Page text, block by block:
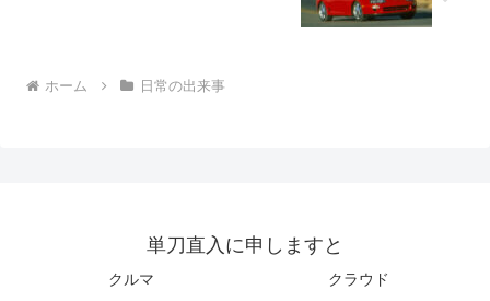
ホーム 日常の出来事
単刀直入に申しますと
クルマ クラウド